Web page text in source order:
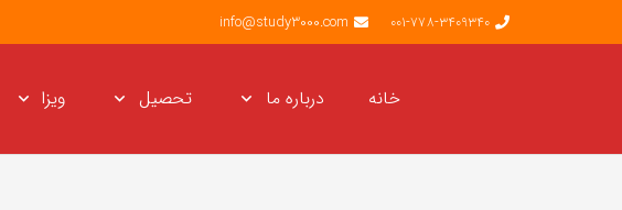
001-778-3409340
info@study3000.com
خانه درباره ما تحصیل ویزا